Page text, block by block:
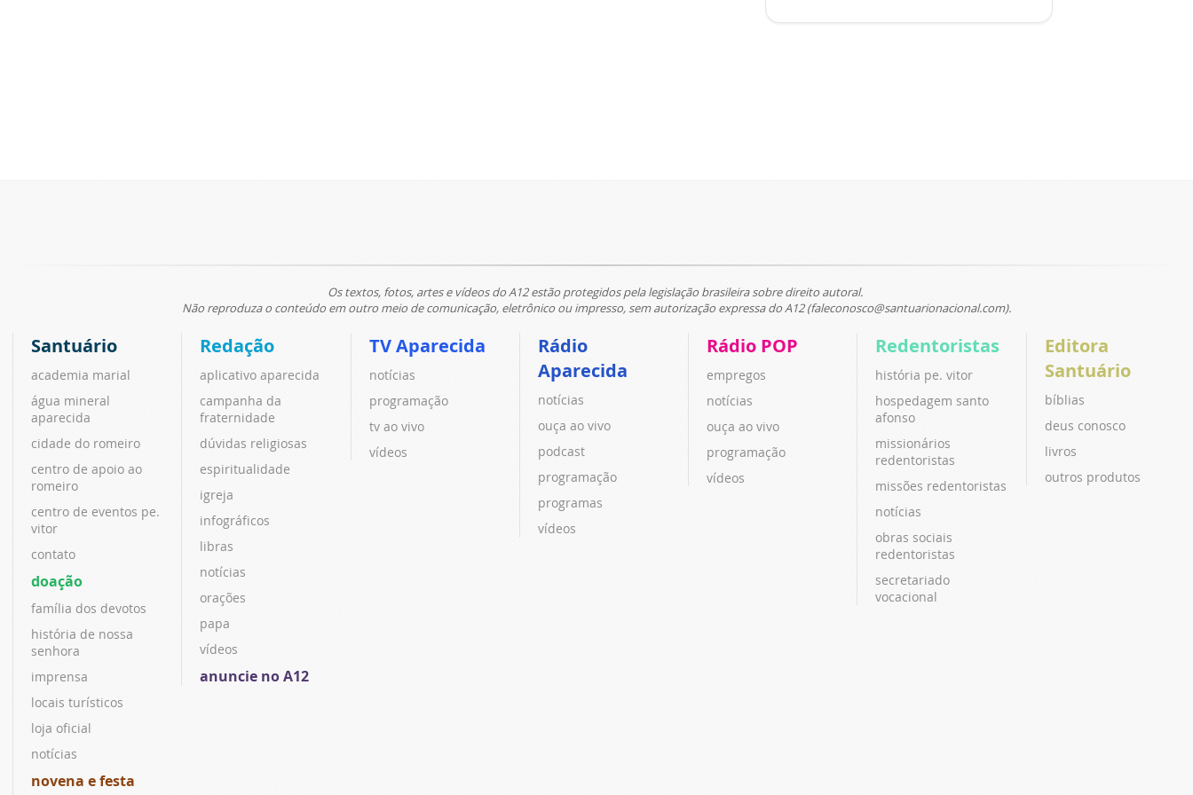
Os textos, fotos, artes e vídeos do A12 estão protegidos pela legislação brasileira sobre direito autoral.
Não reproduza o conteúdo em outro meio de comunicação, eletrônico ou impresso, sem autorização expressa do A12 (faleconosco@santuarionacional.com).
Santuário
academia marial
água mineral
aparecida
cidade do romeiro
centro de apoio ao
romeiro
centro de eventos pe.
vitor
contato
doação
família dos devotos
história de nossa
senhora
imprensa
locais turísticos
loja oficial
notícias
novena e festa
Redação
aplicativo aparecida
campanha da
fraternidade
dúvidas religiosas
espiritualidade
igreja
infográficos
libras
notícias
orações
papa
vídeos
anuncie no A12
TV Aparecida
notícias
programação
tv ao vivo
vídeos
Rádio
Aparecida
notícias
ouça ao vivo
podcast
programação
programas
vídeos
Rádio POP
empregos
notícias
ouça ao vivo
programação
vídeos
Redentoristas
história pe. vitor
hospedagem santo
afonso
missionários
redentoristas
missões redentoristas
notícias
obras sociais
redentoristas
secretariado
vocacional
Editora
Santuário
bíblias
deus conosco
livros
outros produtos